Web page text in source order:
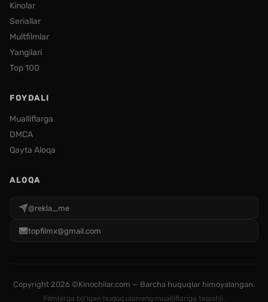
Kinolar
Seriallar
Multfilmlar
Yangilari
Top 100
FOYDALI
Mualliflarga
DMCA
Qayta Aloqa
ALOQA
@rekla_me
topfilmx@gmail.com
Copyright 2026 ©Kinochilar.com — Barcha huquqlar himoyalangan.
Filmlarga bo'lgan huquq ularning mualliflariga tegishli.